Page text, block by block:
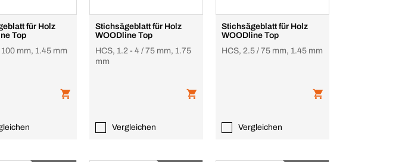
für Holz
Top
100 mm, 1.45 mm
Stichsägeblatt für Holz
WOODline Top
HCS, 1.2 - 4 / 75 mm, 1.75
mm
Vergleichen
Stichsägeblatt für Holz
WOODline Top
HCS, 2.5 / 75 mm, 1.45 mm
Vergleichen